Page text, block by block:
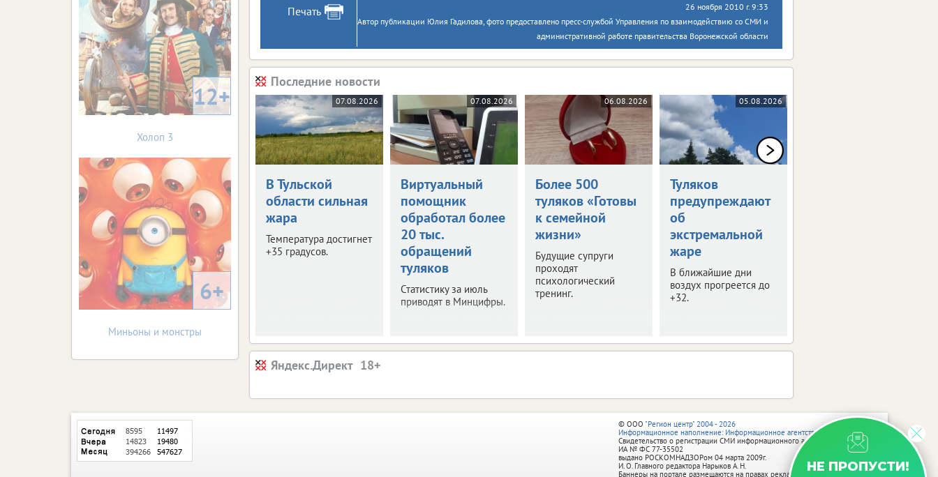
Печать
26 ноября 2010 г. 9:33
Автор публикации Юлия Гадилова, фото предоставлено пресс-службой Управления по взаимодействию со СМИ и
административной работе правительства Воронежской области
Последние новости
07.08.2026
В Тульской
области сильная
жара
Температура достигнет
+35 градусов.
07.08.2026
Виртуальный
помощник
обработал более
20 тыс.
обращений
туляков
Статистику за июль
приводят в Минцифры.
06.08.2026
Более 500
туляков «Готовы
к семейной
жизни»
Будущие супруги
проходят
психологический
тренинг.
05.08.2026
Туляков
предупреждают
об
экстремальной
жаре
В ближайшие дни
воздух прогреется до
+32.
Яндекс.Директ
12+
Холоп 3
6+
Миньоны и монстры
НЕ ПРОПУСТИ!
© ООО "Регион центр" 2004 - 2026
Информационное наполнение: Информационное агентство vRossii.ru
Свидетельство о регистрации СМИ информационного агентства vRossii.ru
ИА № ФС 77‑35502
выдано РОСКОМНАДЗОРом 04 марта 2009г.
И. О. Главного редактора Нарыков А. Н.
Баннеры на портале размещаются на правах рекламы.